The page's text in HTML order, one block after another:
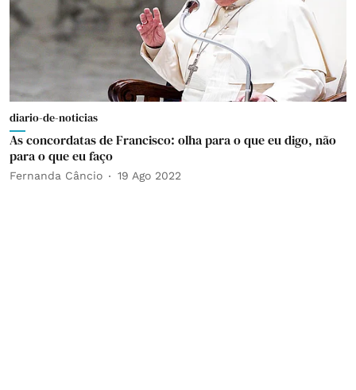
diario-de-noticias
As concordatas de Francisco: olha para o que eu digo, não
para o que eu faço
Fernanda Câncio 19 Ago 2022